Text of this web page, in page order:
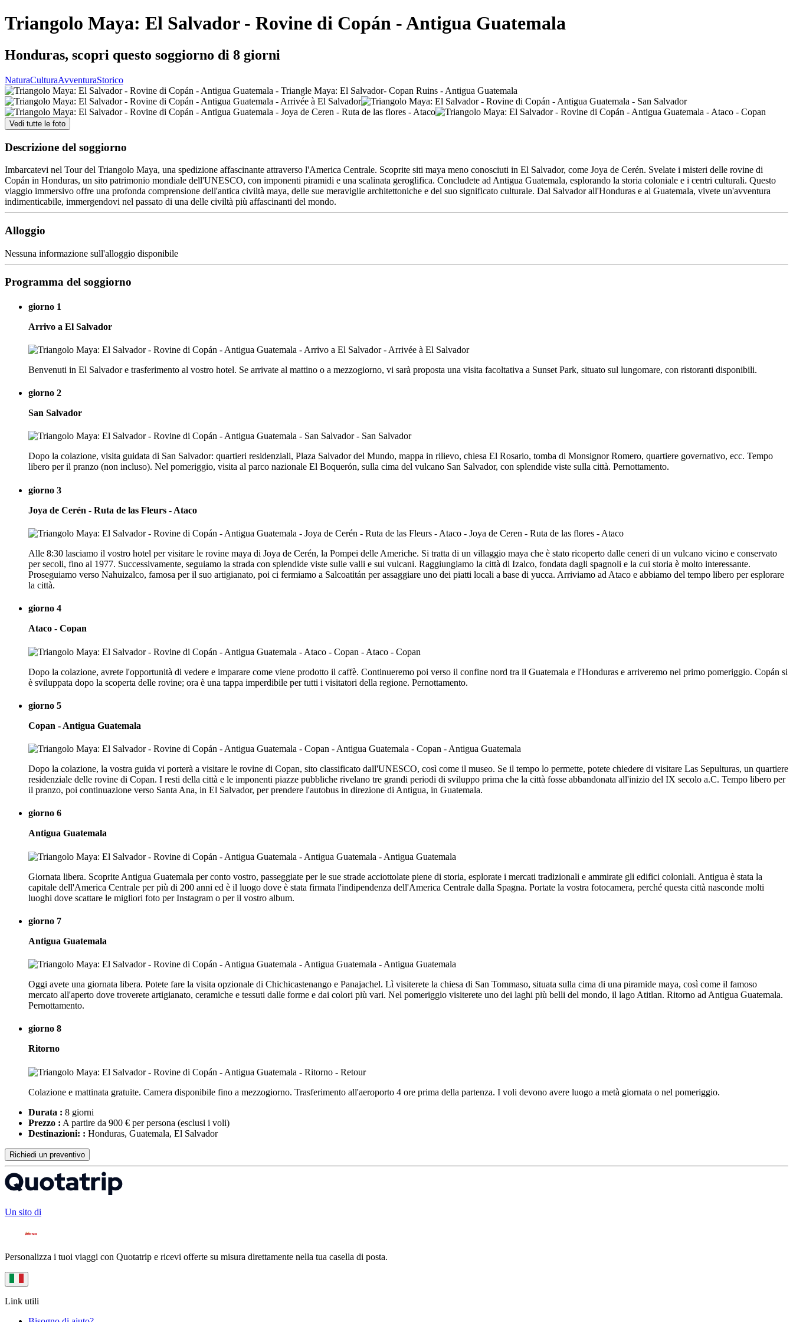
Triangolo Maya: El Salvador - Rovine di Copán - Antigua Guatemala
Honduras, scopri questo soggiorno di 8 giorni
NaturaCulturaAvventuraStorico
Vedi tutte le foto
Descrizione del soggiorno
Imbarcatevi nel Tour del Triangolo Maya, una spedizione affascinante attraverso l'America Centrale. Scoprite siti maya meno conosciuti in El Salvador, come Joya de Cerén. Svelate i misteri delle rovine di
Copán in Honduras, un sito patrimonio mondiale dell'UNESCO, con imponenti piramidi e una scalinata geroglifica. Concludete ad Antigua Guatemala, esplorando la storia coloniale e i centri culturali. Questo
viaggio immersivo offre una profonda comprensione dell'antica civiltà maya, delle sue meraviglie architettoniche e del suo significato culturale. Dal Salvador all'Honduras e al Guatemala, vivete un'avventura
indimenticabile, immergendovi nel passato di una delle civiltà più affascinanti del mondo.
Alloggio
Nessuna informazione sull'alloggio disponibile
Programma del soggiorno
giorno 1
Arrivo a El Salvador
Benvenuti in El Salvador e trasferimento al vostro hotel. Se arrivate al mattino o a mezzogiorno, vi sarà proposta una visita facoltativa a Sunset Park, situato sul lungomare, con ristoranti disponibili.
giorno 2
San Salvador
Dopo la colazione, visita guidata di San Salvador: quartieri residenziali, Plaza Salvador del Mundo, mappa in rilievo, chiesa El Rosario, tomba di Monsignor Romero, quartiere governativo, ecc. Tempo
libero per il pranzo (non incluso). Nel pomeriggio, visita al parco nazionale El Boquerón, sulla cima del vulcano San Salvador, con splendide viste sulla città. Pernottamento.
giorno 3
Joya de Cerén - Ruta de las Fleurs - Ataco
Alle 8:30 lasciamo il vostro hotel per visitare le rovine maya di Joya de Cerén, la Pompei delle Americhe. Si tratta di un villaggio maya che è stato ricoperto dalle ceneri di un vulcano vicino e conservato
per secoli, fino al 1977. Successivamente, seguiamo la strada con splendide viste sulle valli e sui vulcani. Raggiungiamo la città di Izalco, fondata dagli spagnoli e la cui storia è molto interessante.
Proseguiamo verso Nahuizalco, famosa per il suo artigianato, poi ci fermiamo a Salcoatitán per assaggiare uno dei piatti locali a base di yucca. Arriviamo ad Ataco e abbiamo del tempo libero per esplorare
la città.
giorno 4
Ataco - Copan
Dopo la colazione, avrete l'opportunità di vedere e imparare come viene prodotto il caffè. Continueremo poi verso il confine nord tra il Guatemala e l'Honduras e arriveremo nel primo pomeriggio. Copán si
è sviluppata dopo la scoperta delle rovine; ora è una tappa imperdibile per tutti i visitatori della regione. Pernottamento.
giorno 5
Copan - Antigua Guatemala
Dopo la colazione, la vostra guida vi porterà a visitare le rovine di Copan, sito classificato dall'UNESCO, così come il museo. Se il tempo lo permette, potete chiedere di visitare Las Sepulturas, un quartiere
residenziale delle rovine di Copan. I resti della città e le imponenti piazze pubbliche rivelano tre grandi periodi di sviluppo prima che la città fosse abbandonata all'inizio del IX secolo a.C. Tempo libero per
il pranzo, poi continuazione verso Santa Ana, in El Salvador, per prendere l'autobus in direzione di Antigua, in Guatemala.
giorno 6
Antigua Guatemala
Giornata libera. Scoprite Antigua Guatemala per conto vostro, passeggiate per le sue strade acciottolate piene di storia, esplorate i mercati tradizionali e ammirate gli edifici coloniali. Antigua è stata la
capitale dell'America Centrale per più di 200 anni ed è il luogo dove è stata firmata l'indipendenza dell'America Centrale dalla Spagna. Portate la vostra fotocamera, perché questa città nasconde molti
luoghi dove scattare le migliori foto per Instagram o per il vostro album.
giorno 7
Antigua Guatemala
Oggi avete una giornata libera. Potete fare la visita opzionale di Chichicastenango e Panajachel. Lì visiterete la chiesa di San Tommaso, situata sulla cima di una piramide maya, così come il famoso
mercato all'aperto dove troverete artigianato, ceramiche e tessuti dalle forme e dai colori più vari. Nel pomeriggio visiterete uno dei laghi più belli del mondo, il lago Atitlan. Ritorno ad Antigua Guatemala.
Pernottamento.
giorno 8
Ritorno
Colazione e mattinata gratuite. Camera disponibile fino a mezzogiorno. Trasferimento all'aeroporto 4 ore prima della partenza. I voli devono avere luogo a metà giornata o nel pomeriggio.
Durata : 8 giorni
Prezzo : A partire da 900 € per persona (esclusi i voli)
Destinazioni: : Honduras, Guatemala, El Salvador
Richiedi un preventivo
Un sito di
Personalizza i tuoi viaggi con Quotatrip e ricevi offerte su misura direttamente nella tua casella di posta.
Link utili